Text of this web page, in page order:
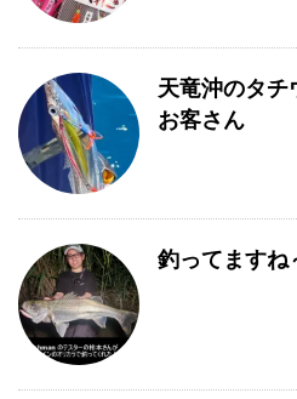
天竜沖のタ
お客さん
釣ってますね